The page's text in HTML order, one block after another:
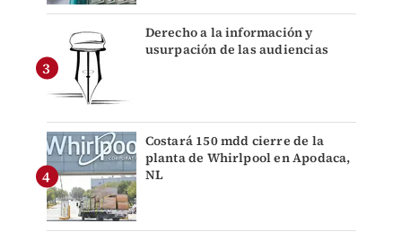
Derecho a la información y
usurpación de las audiencias
Costará 150 mdd cierre de la
planta de Whirlpool en Apodaca,
NL